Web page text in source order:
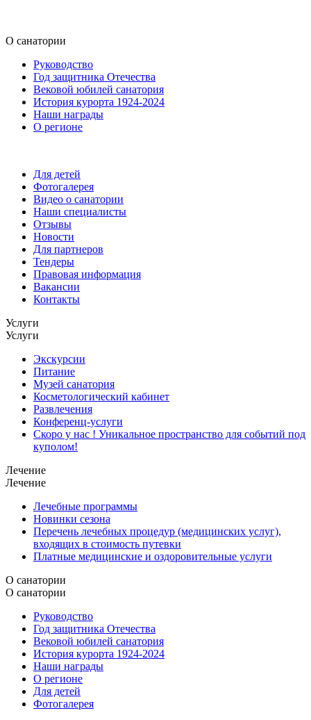
О санатории
Руководство
Год защитника Отечества
Вековой юбилей санатория
История курорта 1924-2024
Наши награды
О регионе
Для детей
Фотогалерея
Видео о санатории
Наши специалисты
Отзывы
Новости
Для партнеров
Тендеры
Правовая информация
Вакансии
Контакты
Услуги
Услуги
Экскурсии
Питание
Музей санатория
Косметологический кабинет
Развлечения
Конференц-услуги
Скоро у нас ! Уникальное пространство для событий под
куполом!
Лечение
Лечение
Лечебные программы
Новинки сезона
Перечень лечебных процедур (медицинских услуг),
входящих в стоимость путевки
Платные медицинские и оздоровительные услуги
О санатории
О санатории
Руководство
Год защитника Отечества
Вековой юбилей санатория
История курорта 1924-2024
Наши награды
О регионе
Для детей
Фотогалерея